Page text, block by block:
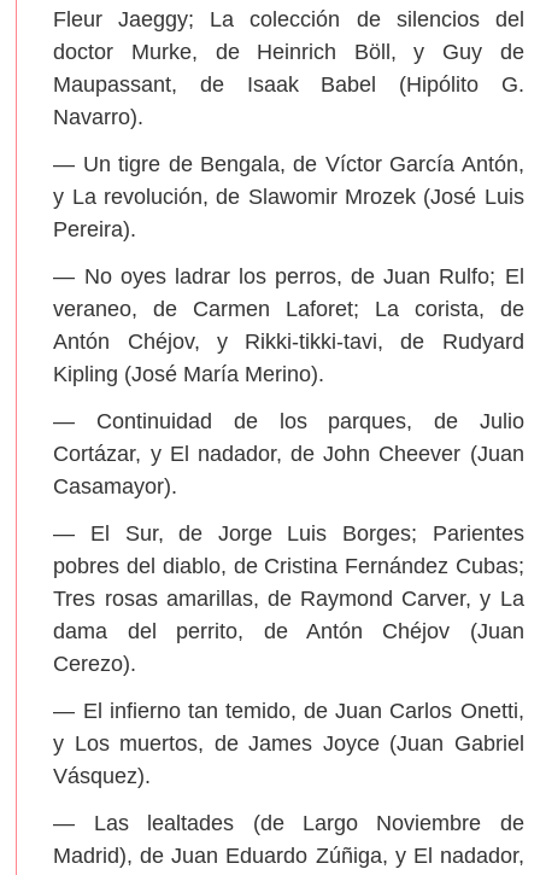
Fleur Jaeggy; La colección de silencios del
doctor Murke, de Heinrich Böll, y Guy de
Maupassant, de Isaak Babel (Hipólito G.
Navarro).
— Un tigre de Bengala, de Víctor García Antón,
y La revolución, de Slawomir Mrozek (José Luis
Pereira).
— No oyes ladrar los perros, de Juan Rulfo; El
veraneo, de Carmen Laforet; La corista, de
Antón Chéjov, y Rikki-tikki-tavi, de Rudyard
Kipling (José María Merino).
— Continuidad de los parques, de Julio
Cortázar, y El nadador, de John Cheever (Juan
Casamayor).
— El Sur, de Jorge Luis Borges; Parientes
pobres del diablo, de Cristina Fernández Cubas;
Tres rosas amarillas, de Raymond Carver, y La
dama del perrito, de Antón Chéjov (Juan
Cerezo).
— El infierno tan temido, de Juan Carlos Onetti,
y Los muertos, de James Joyce (Juan Gabriel
Vásquez).
— Las lealtades (de Largo Noviembre de
Madrid), de Juan Eduardo Zúñiga, y El nadador,